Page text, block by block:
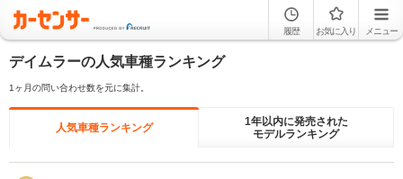
履歴 お気に入り メニュー
デイムラーの人気車種ランキング
1ヶ月の問い合わせ数を元に集計。
人気車種ランキング
1年以内に発売された
モデルランキング